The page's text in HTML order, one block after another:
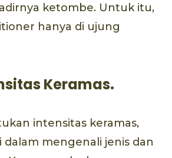
ketombe. Untuk itu,
hanya di ujung
Keramas.
intensitas keramas,
dalam mengenali jenis dan